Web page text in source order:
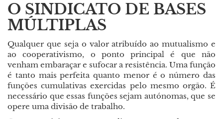
O SINDICATO DE BASES
MÚLTIPLAS
Qualquer que seja o valor atribuído ao mutualismo e
ao cooperativismo, o ponto principal é que não
venham embaraçar e sufocar a resistência. Uma função
é tanto mais perfeita quanto menor é o número das
funções cumulativas exercidas pelo mesmo orgão. É
necessário que essas funções sejam autónomas, que se
opere uma divisão de trabalho.